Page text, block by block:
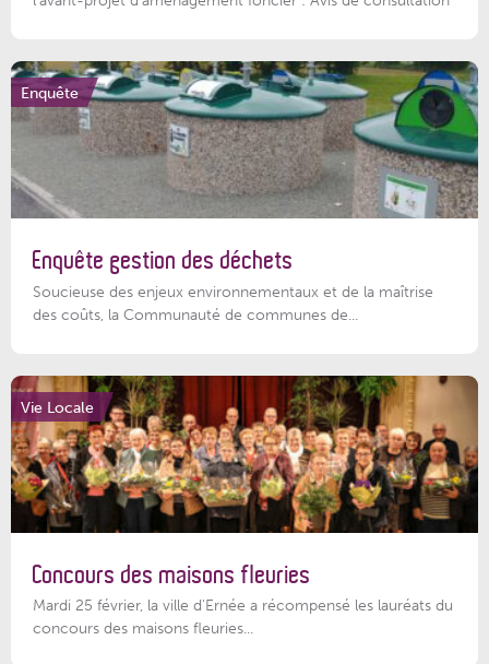
Enquête
Enquête gestion des déchets
Soucieuse des enjeux environnementaux et de la maîtrise
des coûts, la Communauté de communes de...
Vie Locale
Concours des maisons fleuries
Mardi 25 février, la ville d'Ernée a récompensé les lauréats du
concours des maisons fleuries...